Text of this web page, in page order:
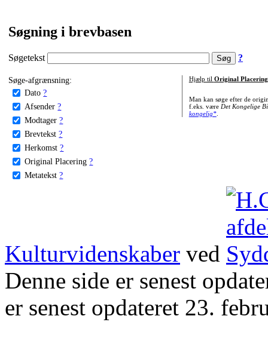
Søgning i brevbasen
Søgetekst ?
Søge-afgrænsning:
Dato ?
Afsender ?
Modtager ?
Brevtekst ?
Herkomst ?
Original Placering ?
Metatekst ?
Hjælp til Original Placering
Man kan søge efter de
f.eks. være Det Kongelige
kongelig*.
Kulturvidenskaber ved
Denne side er senest
er senest opdateret 23.